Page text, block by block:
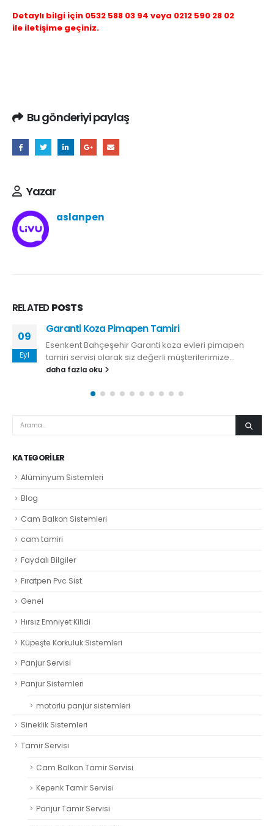
Detaylı bilgi için 0532 588 03 94 veya 0212 590 28 02
ile iletişime geçiniz.
Bu gönderiyi paylaş
Yazar
aslanpen
RELATEDPOSTS
09
Eyl
Garanti Koza Pimapen Tamiri
Esenkent Bahçeşehir Garanti koza evleri pimapen
tamiri servisi olarak siz değerli müşterilerimize...
daha fazla oku
KATEGORILER
Alüminyum Sistemleri
Blog
Cam Balkon Sistemleri
cam tamiri
Faydalı Bilgiler
Fıratpen Pvc Sist.
Genel
Hırsız Emniyet Kilidi
Küpeşte Korkuluk Sistemleri
Panjur Servisi
Panjur Sistemleri
motorlu panjur sistemleri
Sineklik Sistemleri
Tamir Servisi
Cam Balkon Tamir Servisi
Kepenk Tamir Servisi
Panjur Tamir Servisi